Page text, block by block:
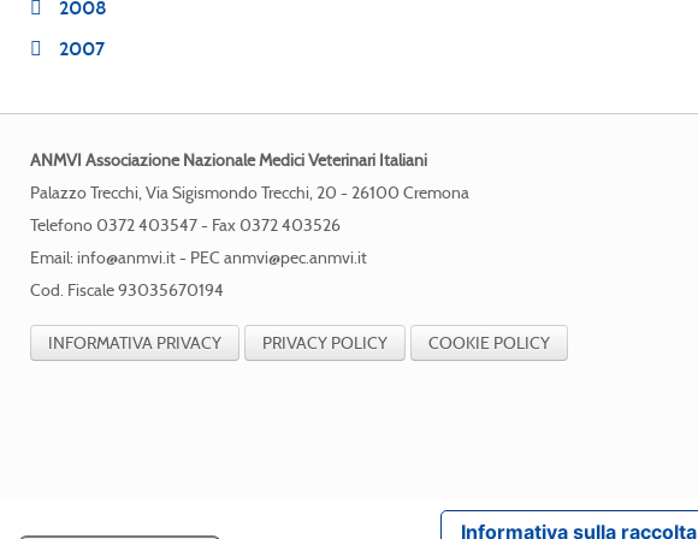
2008
2007
ANMVI Associazione Nazionale Medici Veterinari Italiani
Palazzo Trecchi, Via Sigismondo Trecchi, 20 - 26100 Cremona
Telefono 0372 403547 - Fax 0372 403526
Email: info@anmvi.it- PEC anmvi@pec.anmvi.it
Cod. Fiscale 93035670194
INFORMATIVA PRIVACY PRIVACY POLICY COOKIE POLICY
Informativa sulla raccolta